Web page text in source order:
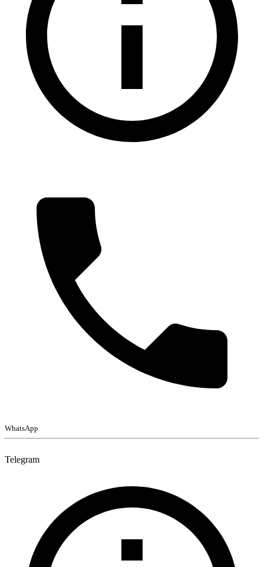
WhatsApp
Telegram